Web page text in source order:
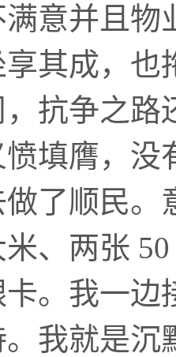
意并且物
其成，也
抗争之路
填膺，
做了顺民
、两张
。我一
我就是沉